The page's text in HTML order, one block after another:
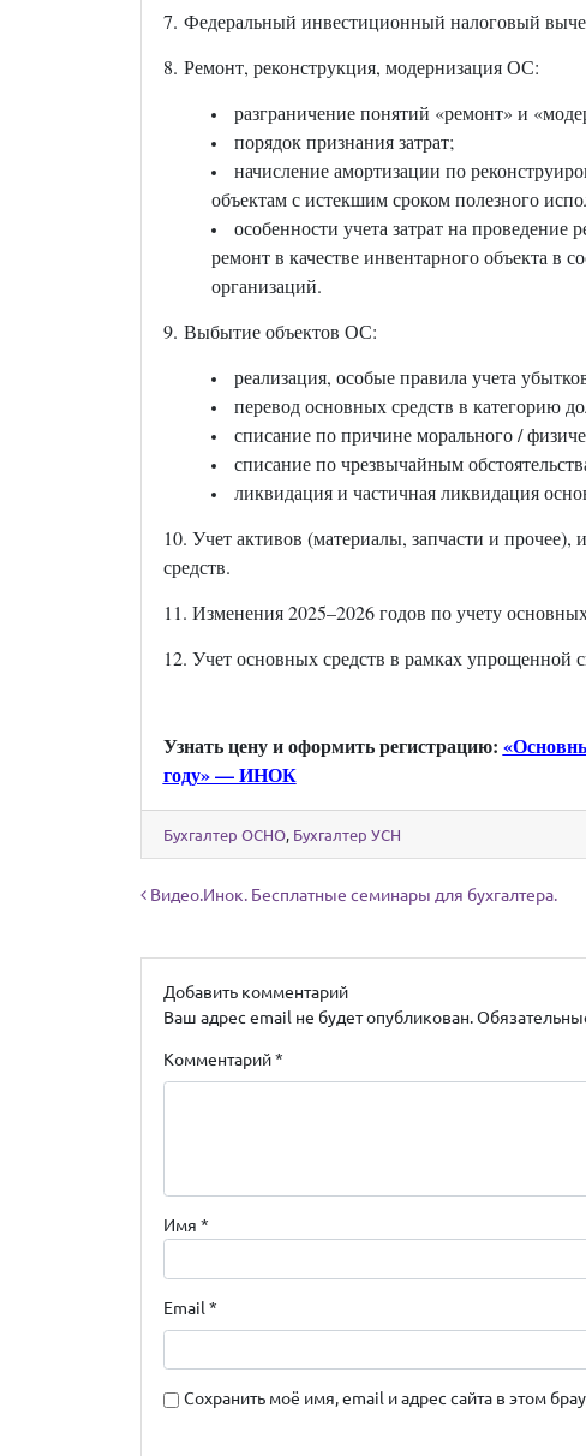
7. Федеральный инвестиционный налоговый
8. Ремонт, реконструкция, модернизация ОС:
разграничение понятий «ремонт» и
порядок признания затрат;
начисление амортизации по
объектам с истекшим сроком полезного
особенности учета затрат на проведение
ремонт в качестве инвентарного объекта
организаций.
9. Выбытие объектов ОС:
реализация, особые правила учета
перевод основных средств в категорию
списание по причине морального /
списание по чрезвычайным
ликвидация и частичная ликвидация
10. Учет активов (материалы, запчасти и
средств.
11. Изменения 2025–2026 годов по учету
12. Учет основных средств в рамках упрощенной
Узнать цену и оформить регистрацию:
году» — ИНОК
Бухгалтер ОСНО, Бухгалтер УСН
Навигация по записям
Видео.Инок. Бесплатные семинары для бухгалтера.
Добавить комментарий
Ваш адрес email не будет опубликован.
Комментарий*
Имя *
Email *
Сохранить моё имя, email и адрес сайта в этом